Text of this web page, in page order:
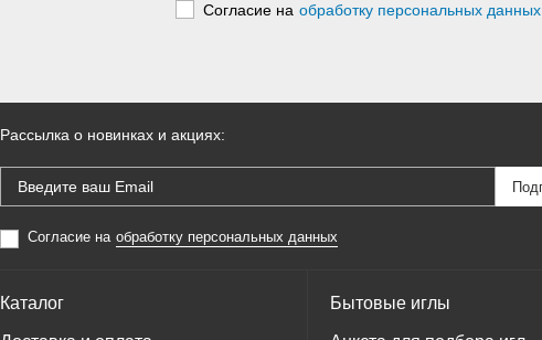
Согласие на обработку персональных данных
Рассылка о новинках и акциях:
Согласие на обработку персональных данных
Каталог Бытовые иглы